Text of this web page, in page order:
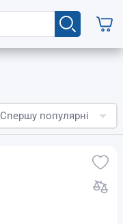
Спершу популярні